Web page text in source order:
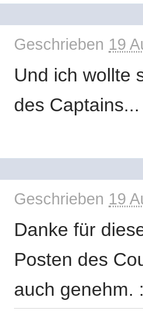
Geschrieben 19
Und ich wollte
des
Geschrieben 19
Danke für
Posten des
auch genehm.